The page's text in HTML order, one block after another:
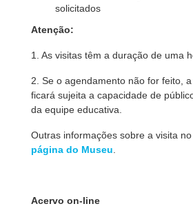
solicitados
Atenção:
1. As visitas têm a duração de uma
2. Se o agendamento não for feito,
ficará sujeita a capacidade de
da equipe educativa.
Outras informações sobre a visita
página do Museu
Acervo on-line